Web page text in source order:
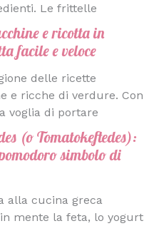
Le frittelle
e ricotta in
facile e veloce
delle ricette
e ricche di verdure. Con
voglia di portare
(o Tomatokeftedes):
simbolo di
alla cucina greca
mente la feta, lo yogurt